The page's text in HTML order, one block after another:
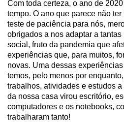
Com toda certeza, o ano de
tempo. O ano que parece não
teste de paciência para nós,
obrigados a nos adaptar a
social, fruto da pandemia que
experiências que, para muitos,
novas. Uma dessas
temos, pelo menos por
trabalhos, atividades e estudos
da nossa casa virou escritório,
computadores e os notebooks,
trabalharam tanto!